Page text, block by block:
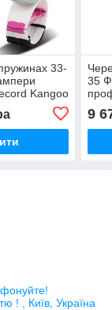
33-
Kangoo
35
9
! , Київ, Україна